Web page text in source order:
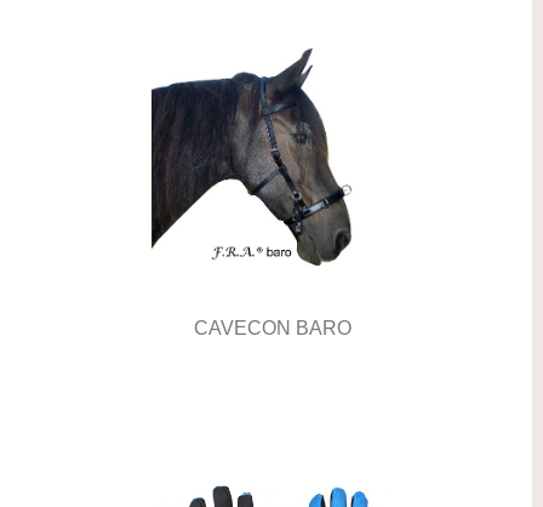
CAVECON BARO